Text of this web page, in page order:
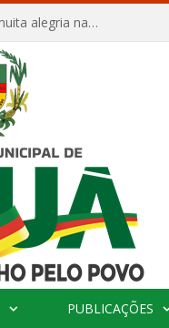
Afuá comemora 136 anos com orgulho, tradição e muita alegria na Quadra Dr. Nelson Salomão
PUBLICAÇÕES